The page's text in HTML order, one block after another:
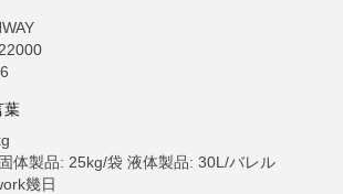
葉
体製品: 25kg/袋 液体製品: 30L/バレル
幾日